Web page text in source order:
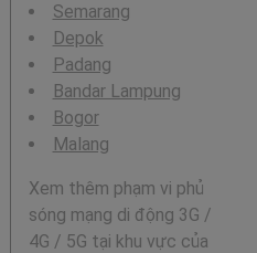
Semarang
Depok
Padang
Bandar Lampung
Bogor
Malang
Xem thêm phạm vi phủ
sóng mạng di động 3G /
4G / 5G tại khu vực của